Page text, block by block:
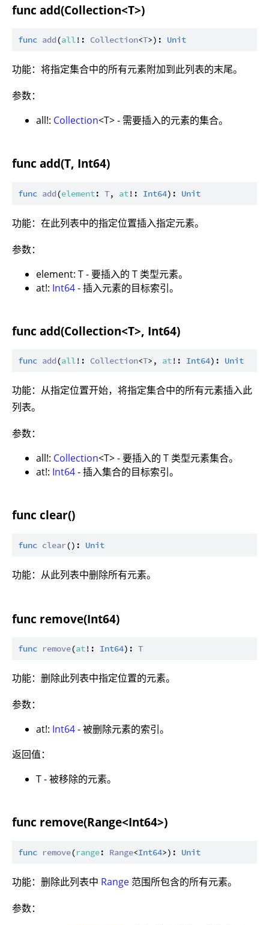
func add(Collection<T>)
func add(all!: Collection<T>): Unit
功能：将指定集合中的所有元素附加到此列表的末尾。
参数：
all!: Collection<T> - 需要插入的元素的集合。
func add(T, Int64)
func add(element: T, at!: Int64): Unit
功能：在此列表中的指定位置插入指定元素。
参数：
element: T - 要插入的 T 类型元素。
at!: Int64- 插入元素的目标索引。
func add(Collection<T>, Int64)
func add(all!: Collection<T>, at!: Int64): Unit
功能：从指定位置开始，将指定集合中的所有元素插入此
列表。
参数：
all!: Collection<T> - 要插入的 T 类型元素集合。
at!: Int64- 插入集合的目标索引。
func clear()
func clear(): Unit
功能：从此列表中删除所有元素。
func remove(Int64)
func remove(at!: Int64): T
功能：删除此列表中指定位置的元素。
参数：
at!: Int64- 被删除元素的索引。
返回值：
T - 被移除的元素。
func remove(Range<Int64>)
func remove(range: Range<Int64>): Unit
功能：删除此列表中 Range 范围所包含的所有元素。
参数：